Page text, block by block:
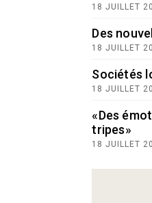
18 JUILLET
Des
18 JUILLET
Sociétés
18 JUILLET
«Des
tripes»
18 JUILLET